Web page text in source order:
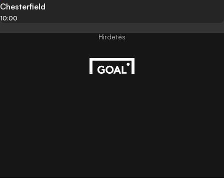
Chesterfield
10:00